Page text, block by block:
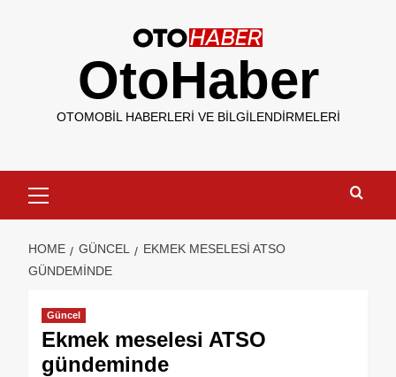
OtoHaber
OTOMOBIL HABERLERI VE BILGILENDIRMELERI
HOME GÜNCEL
EKMEK MESELESI ATSO
GÜNDEMINDE
Güncel
Ekmek meselesi ATSO
gündeminde